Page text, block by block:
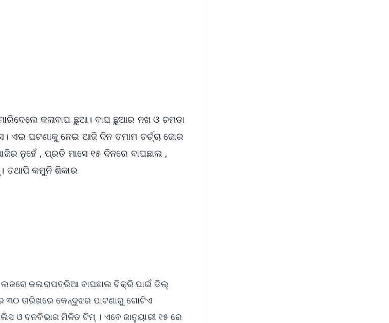
କଳାବାଘ ଛୁଆ। ବାଘ ଛୁଆର ନଖ ଓ ଚମଡା
ଏଇ ଘଟଣାକୁ ନେଇ ଆଜି ଦିନ ତମାମ ଚର୍ଚ୍ଚା ଜୋର
ନୁହେଁ , ପ୍ରତି ମାସେ ୧୫ ଦିନରେ ବାଘଛାଲ ,
ତଥାପି କମୁନି ଶିକାର
ଲଜରେ କଲରାପତରିଆ ବାଘଛାଲ ବିକ୍ରି ପାଇଁ ଡିଲ୍
୩୦ ତାରିଖରେ କେନ୍ଦୁଝର ପାଟଣାରୁ ଗୋଟିଏ
ଓ ବନବିଭାଗ ମିଳିତ ଟିମ୍ । ଏବେ ଜାନୁୟାରୀ ୧୫ ରେ